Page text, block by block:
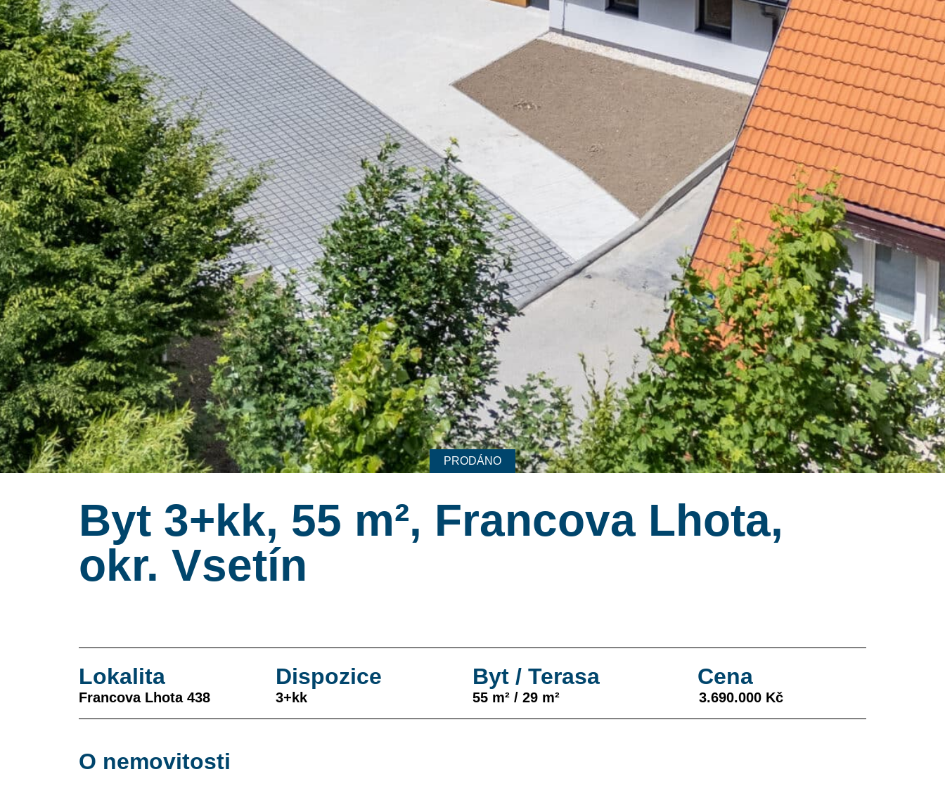
PRODÁNO
Byt 3+kk, 55 m², Francova Lhota,
okr. Vsetín
Lokalita
Francova Lhota 438
Dispozice
3+kk
Byt / Terasa
55 m² / 29 m²
Cena
3.690.000 Kč
O nemovitosti